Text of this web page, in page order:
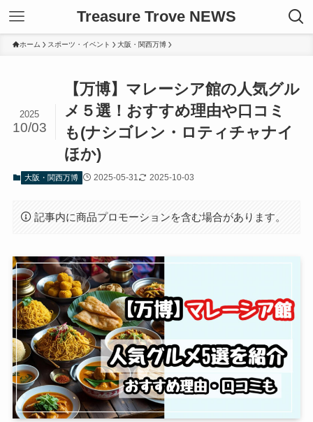
Treasure Trove NEWS
ホーム スポーツ・イベント 大阪・関西万博
【万博】マレーシア館の人気グル
メ５選！おすすめ理由や口コミ
も(ナシゴレン・ロティチャナイ
ほか)
2025
10/03
大阪・関西万博 2025-05-31 2025-10-03
記事内に商品プロモーションを含む場合があります。